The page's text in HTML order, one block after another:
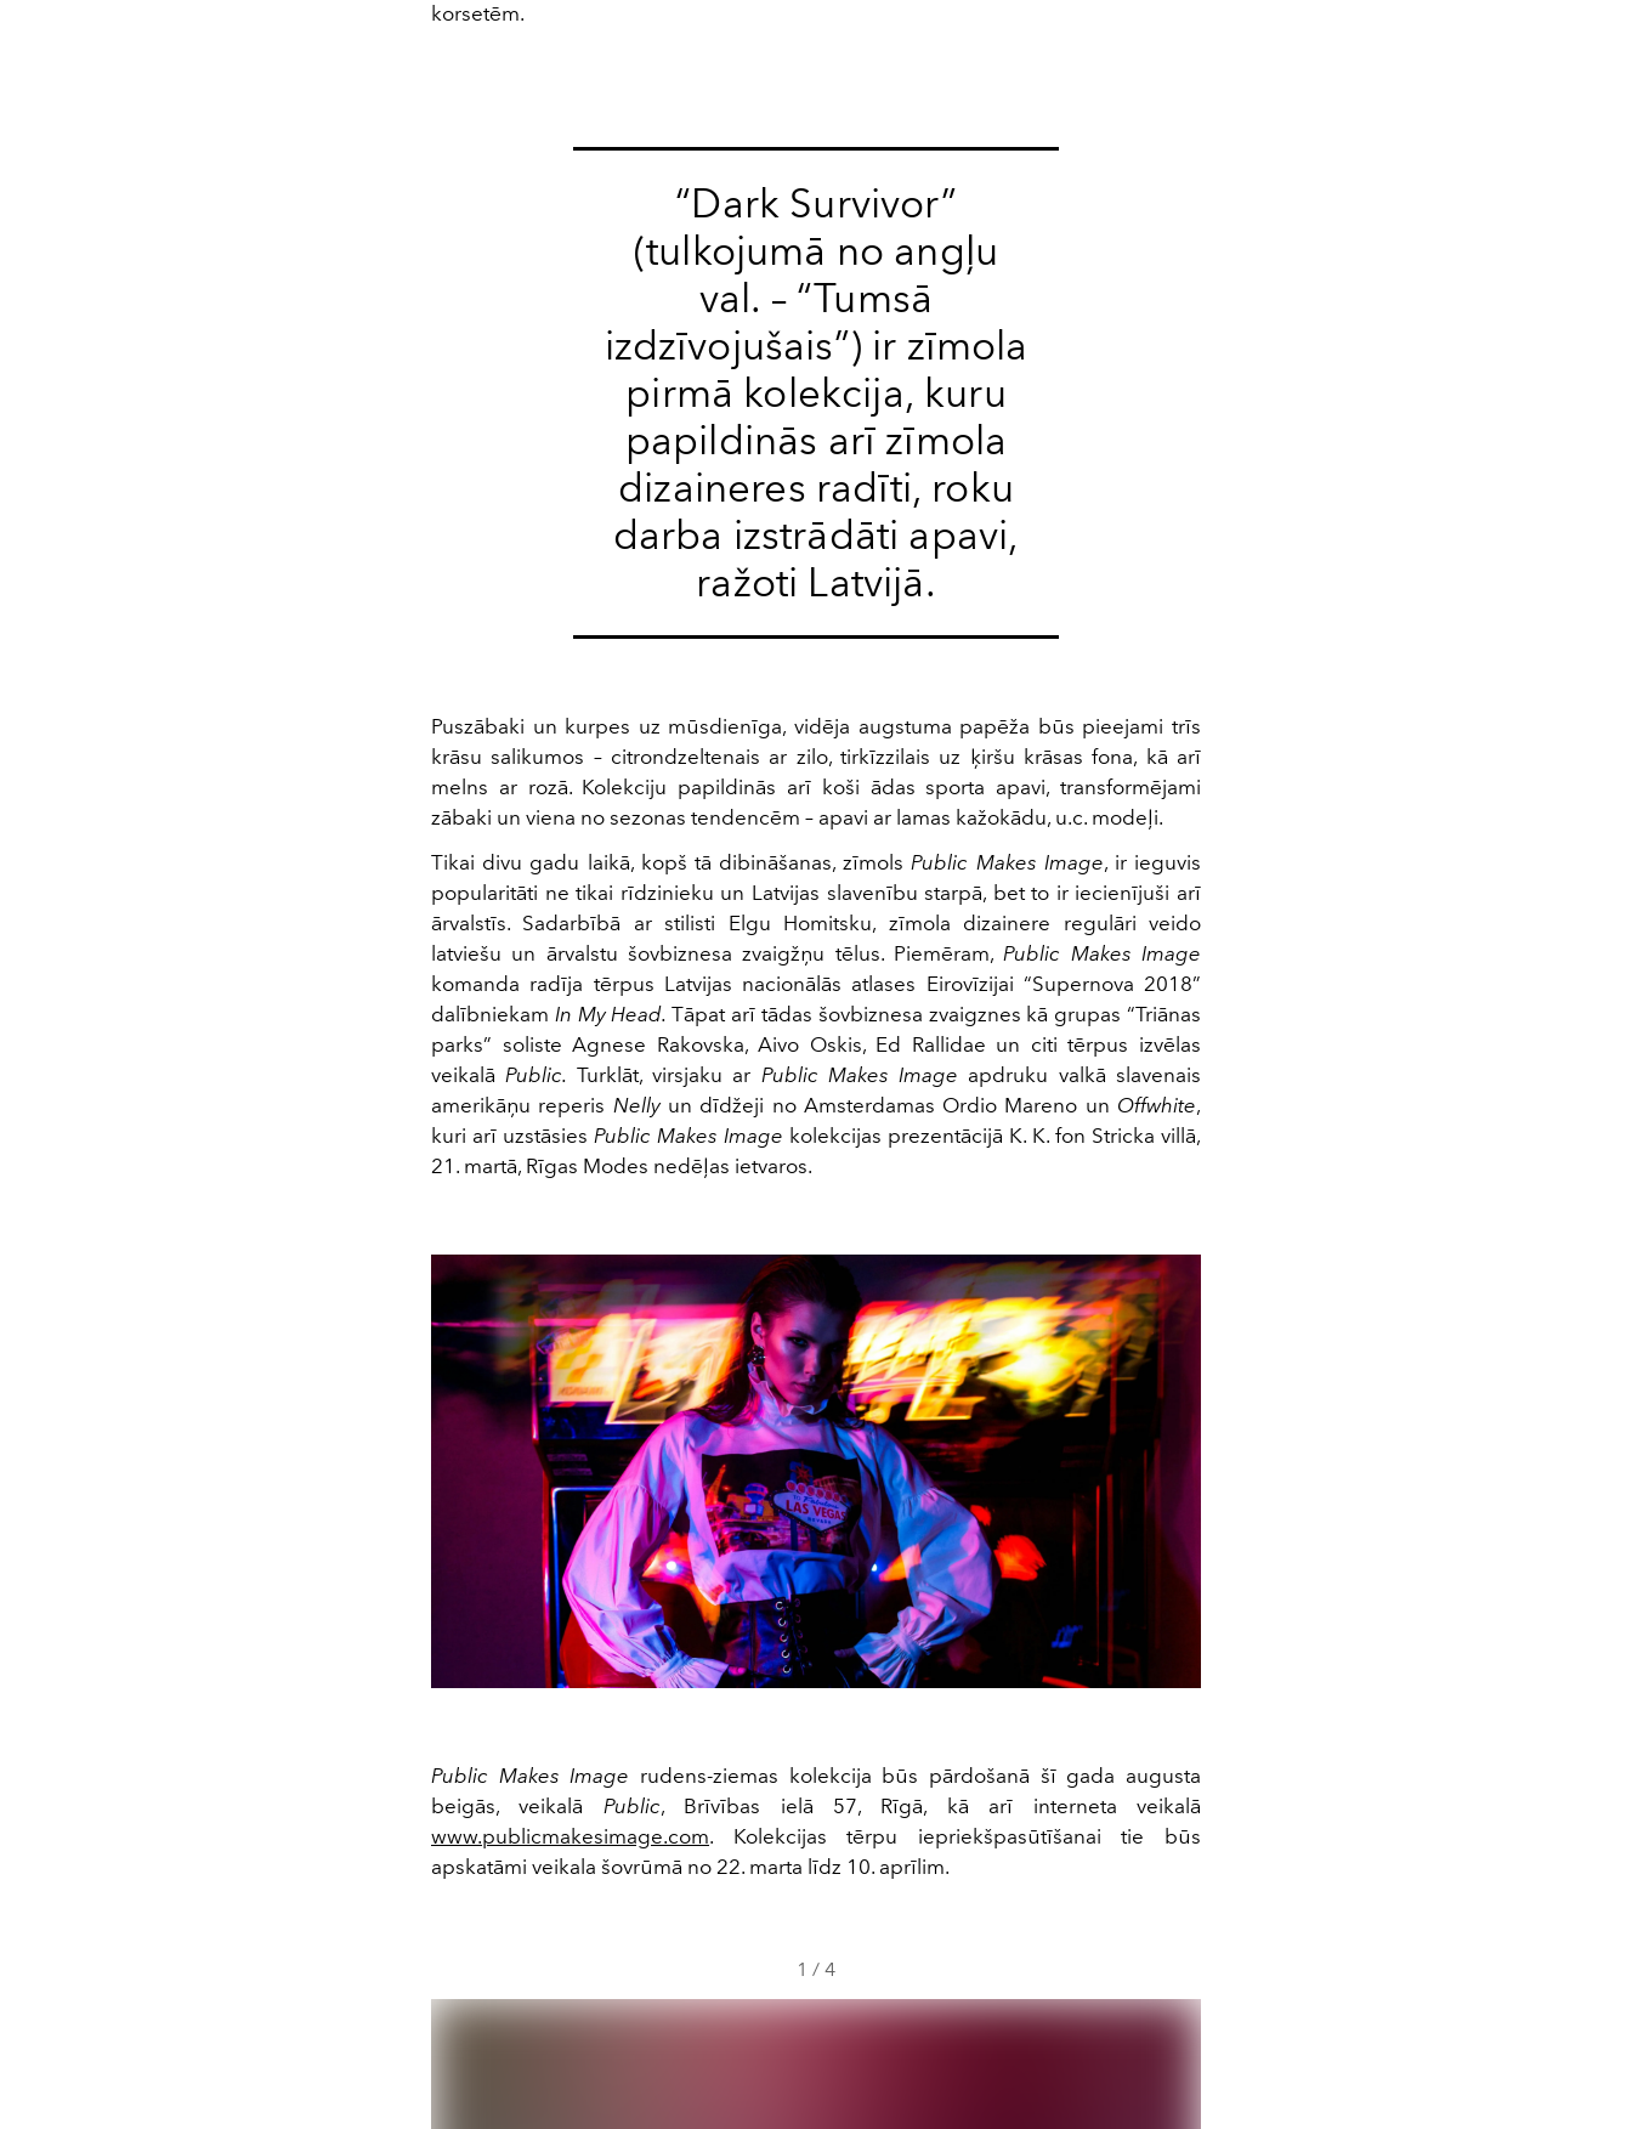
korsetēm.
“Dark Survivor”
(tulkojumā no angļu
val. – “Tumsā
izdzīvojušais”) ir zīmola
pirmā kolekcija, kuru
papildinās arī zīmola
dizaineres radīti, roku
darba izstrādāti apavi,
ražoti Latvijā.
Puszābaki un kurpes uz mūsdienīga, vidēja augstuma papēža būs pieejami trīs
krāsu salikumos – citrondzeltenais ar zilo, tirkīzzilais uz ķiršu krāsas fona, kā arī
melns ar rozā. Kolekciju papildinās arī koši ādas sporta apavi, transformējami
zābaki un viena no sezonas tendencēm – apavi ar lamas kažokādu, u.c. modeļi.
Tikai divu gadu laikā, kopš tā dibināšanas, zīmolsPublic Makes Image, ir ieguvis
popularitāti ne tikai rīdzinieku un Latvijas slavenību starpā, bet to ir iecienījuši arī
ārvalstīs. Sadarbībā ar stilisti Elgu Homitsku, zīmola dizainere regulāri veido
latviešu un ārvalstu šovbiznesa zvaigžņu tēlus. Piemēram,Public Makes Image
komanda radīja tērpus Latvijas nacionālās atlases Eirovīzijai “Supernova 2018”
dalībniekam In My Head.Tāpat arī tādas šovbiznesa zvaigznes kā grupas “Triānas
parks” soliste Agnese Rakovska, Aivo Oskis, Ed Rallidae un citi tērpus izvēlas
veikalāPublic. Turklāt, virsjaku ar Public Makes Image apdruku valkā slavenais
amerikāņu reperis Nellyun dīdžeji no Amsterdamas Ordio Mareno un Offwhite,
kuri arī uzstāsies Public Makes Image kolekcijas prezentācijā K. K. fon Stricka villā,
21. martā, Rīgas Modes nedēļas ietvaros.
Public Makes Image rudens-ziemas kolekcija būs pārdošanā šī gada augusta
beigās, veikalā Public, Brīvības ielā 57, Rīgā, kā arī interneta veikalā
www.publicmakesimage.com. Kolekcijas tērpu iepriekšpasūtīšanai tie būs
apskatāmi veikala šovrūmā no 22. marta līdz 10. aprīlim.
1 / 4